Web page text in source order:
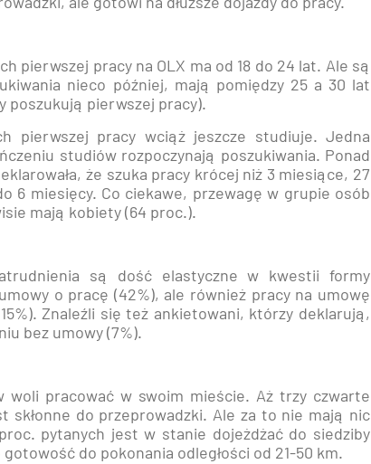
pierwszej pracy na OLX ma od 18 do 24 lat. Ale są
nieco później, mają pomiędzy 25 a 30 lat
poszukują pierwszej pracy).
pierwszej pracy wciąż jeszcze studiuje. Jedna
studiów rozpoczynają poszukiwania. Ponad
że szuka pracy krócej niż 3 miesiące, 27
6 miesięcy. Co ciekawe, przewagę w grupie osób
mają kobiety (64 proc.).
są dość elastyczne w kwestii formy
o pracę (42%), ale również pracy na umowę
Znaleźli się też ankietowani, którzy deklarują,
bez umowy (7%).
woli pracować w swoim mieście. Aż trzy czwarte
skłonne do przeprowadzki. Ale za to nie mają nic
pytanych jest w stanie dojeżdżać do siedziby
do pokonania odległości od 21-50 km.